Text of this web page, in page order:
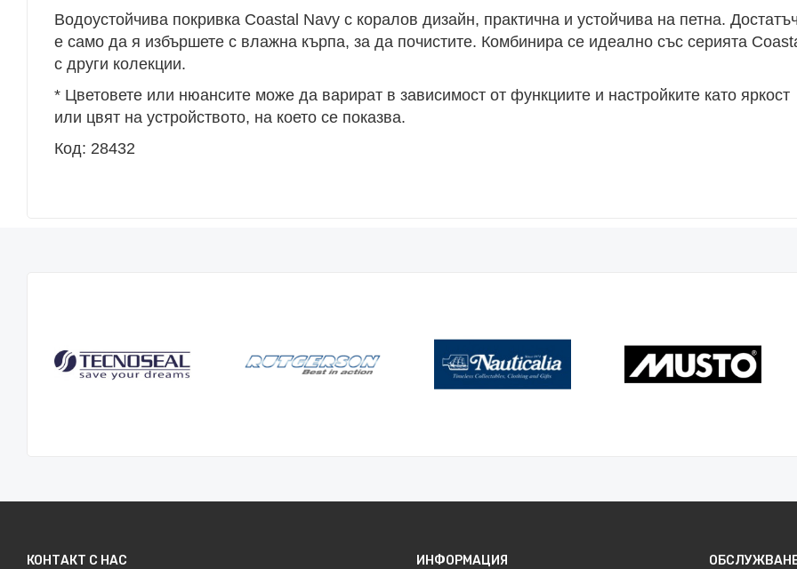
Водоустойчива покривка Coastal Navy с коралов дизайн, практична и устойчива на петна.
е само да я избършете с влажна кърпа, за да почистите. Комбинира се идеално със серията
с други колекции.
* Цветовете или нюансите може да варират в зависимост от функциите и настройките като яркост
или цвят на устройството, на което се показва.
Код: 28432
КОНТАКТ С НАС ИНФОРМАЦИЯ